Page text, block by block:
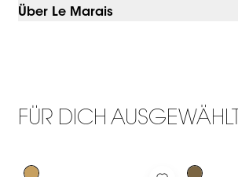
Über Le Marais
FÜR DICH AUSGEWÄHLT